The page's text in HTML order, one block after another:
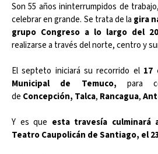
Son 55 años ininterrumpidos de
celebrar en grande. Se trata de la gira
grupo Congreso a lo largo del
realizarse a través del norte, centro y
El septeto iniciará su recorrido el17
Municipal de Temuco, para
de Concepción, Talca, Rancagua,
Y es que esta travesía
Teatro Caupolicán de Santiago, el